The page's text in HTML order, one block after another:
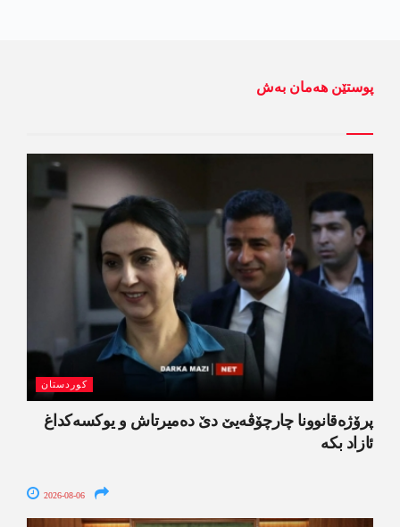
پوستێن ھەمان بەش
کوردستان
پرۆژەقانوونا چارچۆڤەیێ دێ دەمیرتاش و یوکسەکداغ
ئازاد بکە
2026-08-06